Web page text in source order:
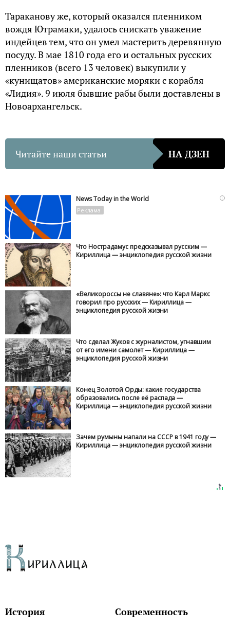
Тараканову же, который оказался пленником
вождя Ютрамаки, удалось снискать уважение
индейцев тем, что он умел мастерить деревянную
посуду. В мае 1810 года его и остальных русских
пленников (всего 13 человек) выкупили у
«кунищатов» американские моряки с корабля
«Лидия». 9 июля бывшие рабы были доставлены в
Новоархангельск.
Читайте наши статьи НА ДЗЕН
i
News Today in the World
Что Нострадамус предсказывал русским —
Кириллица — энциклопедия русской жизни
«Великороссы не славяне»: что Карл Маркс
говорил про русских — Кириллица —
энциклопедия русской жизни
Что сделал Жуков с журналистом, угнавшим
от его имени самолет — Кириллица —
энциклопедия русской жизни
Конец Золотой Орды: какие государства
образовались после её распада —
Кириллица — энциклопедия русской жизни
Зачем румыны напали на СССР в 1941 году —
Кириллица — энциклопедия русской жизни
История Современность